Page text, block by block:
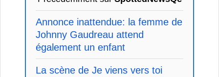
Annonce inattendue: la femme de
Johnny Gaudreau attend
également un enfant
La scène de Je viens vers toi